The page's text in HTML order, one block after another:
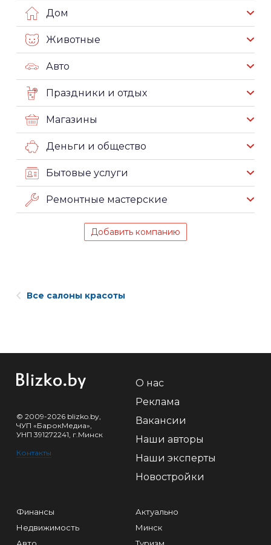
Дом
Животные
Авто
Праздники и отдых
Магазины
Деньги и общество
Бытовые услуги
Ремонтные мастерские
Добавить компанию
Все салоны красоты
© 2009-2026 blizko.by,
ЧУП «БарокМедиа»,
УНП 391272241, г.Минск
Контакты
О нас
Реклама
Вакансии
Наши авторы
Наши эксперты
Новостройки
Финансы
Недвижимость
Актуально
Минск